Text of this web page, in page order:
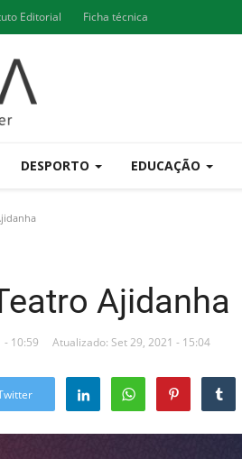
Editorial Ficha técnica
DESPORTO EDUCAÇÃO
Ajidanha
- 10:59 Atualizado: Set 29, 2021 - 15:04